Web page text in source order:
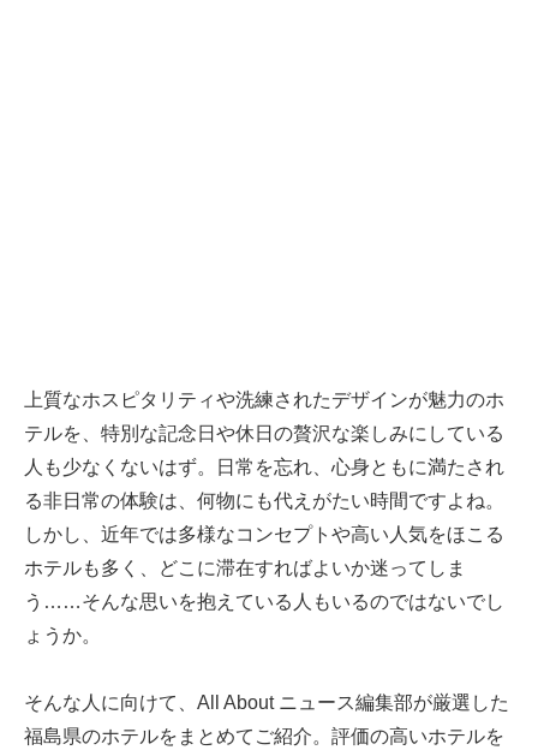
上質なホスピタリティや洗練されたデザインが魅力のホ
テルを、特別な記念日や休日の贅沢な楽しみにしている
人も少なくないはず。日常を忘れ、心身ともに満たされ
る非日常の体験は、何物にも代えがたい時間ですよね。
しかし、近年では多様なコンセプトや高い人気をほこる
ホテルも多く、どこに滞在すればよいか迷ってしま
う……そんな思いを抱えている人もいるのではないでし
ょうか。
そんな人に向けて、All About ニュース編集部が厳選した
福島県のホテルをまとめてご紹介。評価の高いホテルを